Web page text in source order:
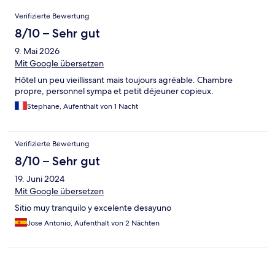
Bewertungen
Verifizierte Bewertung
8/10 – Sehr gut
9. Mai 2026
Mit Google übersetzen
Hôtel un peu vieillissant mais toujours agréable. Chambre
propre, personnel sympa et petit déjeuner copieux.
Stephane, Aufenthalt von 1 Nacht
Verifizierte Bewertung
8/10 – Sehr gut
19. Juni 2024
Mit Google übersetzen
Sitio muy tranquilo y excelente desayuno
Jose Antonio, Aufenthalt von 2 Nächten